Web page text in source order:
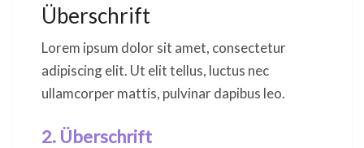
Überschrift
Lorem ipsum dolor sit amet, consectetur
adipiscing elit. Ut elit tellus, luctus nec
ullamcorper mattis, pulvinar dapibus leo.
2. Überschrift